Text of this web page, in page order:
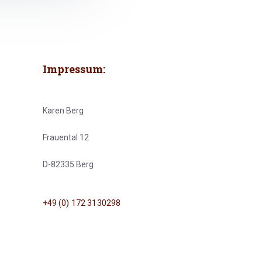
Impressum:
Karen Berg
Frauental 12
D-82335 Berg
+49 (0) 172 3130298